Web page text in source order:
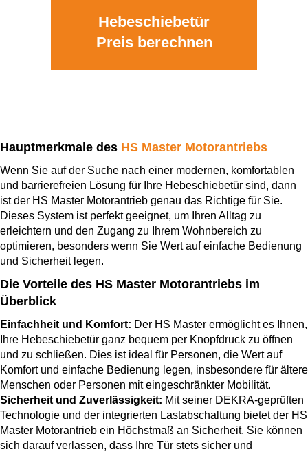
Smart-Home LösungenHebeschiebetür
Preis berechnen
Hauptmerkmale des HS Master Motorantriebs
Wenn Sie auf der Suche nach einer modernen, komfortablen
und barrierefreien Lösung für Ihre Hebeschiebetür sind, dann
ist der HS Master Motorantrieb genau das Richtige für Sie.
Dieses System ist perfekt geeignet, um Ihren Alltag zu
erleichtern und den Zugang zu Ihrem Wohnbereich zu
optimieren, besonders wenn Sie Wert auf einfache Bedienung
und Sicherheit legen.
Die Vorteile des HS Master Motorantriebs im
Überblick
Einfachheit und Komfort: Der HS Master ermöglicht es Ihnen,
Ihre Hebeschiebetür ganz bequem per Knopfdruck zu öffnen
und zu schließen. Dies ist ideal für Personen, die Wert auf
Komfort und einfache Bedienung legen, insbesondere für ältere
Menschen oder Personen mit eingeschränkter Mobilität.
Sicherheit und Zuverlässigkeit: Mit seiner DEKRA-geprüften
Technologie und der integrierten Lastabschaltung bietet der HS
Master Motorantrieb ein Höchstmaß an Sicherheit. Sie können
sich darauf verlassen, dass Ihre Tür stets sicher und